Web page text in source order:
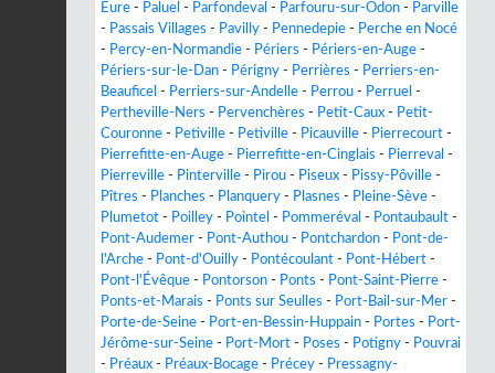
Eure - Paluel - Parfondeval - Parfouru-sur-Odon - Parville
- Passais Villages - Pavilly - Pennedepie - Perche en Nocé
- Percy-en-Normandie - Périers - Périers-en-Auge -
Périers-sur-le-Dan - Périgny - Perrières - Perriers-en-
Beauficel - Perriers-sur-Andelle - Perrou - Perruel -
Pertheville-Ners - Pervenchères - Petit-Caux - Petit-
Couronne - Petiville - Petiville - Picauville - Pierrecourt -
Pierrefitte-en-Auge - Pierrefitte-en-Cinglais - Pierreval -
Pierreville - Pinterville - Pirou - Piseux - Pissy-Pôville -
Pîtres - Planches - Planquery - Plasnes - Pleine-Sève -
Plumetot - Poilley - Pointel - Pommeréval - Pontaubault -
Pont-Audemer - Pont-Authou - Pontchardon - Pont-de-
l'Arche - Pont-d'Ouilly - Pontécoulant - Pont-Hébert -
Pont-l'Évêque - Pontorson - Ponts - Pont-Saint-Pierre -
Ponts-et-Marais - Ponts sur Seulles - Port-Bail-sur-Mer -
Porte-de-Seine - Port-en-Bessin-Huppain - Portes - Port-
Jérôme-sur-Seine - Port-Mort - Poses - Potigny - Pouvrai
- Préaux - Préaux-Bocage - Précey - Pressagny-